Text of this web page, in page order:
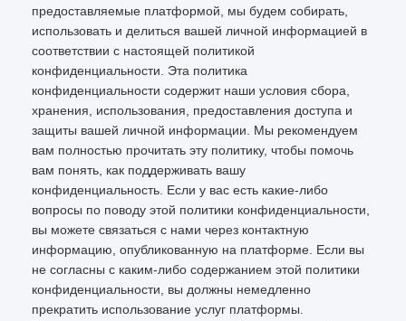
предоставляемые платформой, мы будем собирать,
использовать и делиться вашей личной информацией в
соответствии с настоящей политикой
конфиденциальности. Эта политика
конфиденциальности содержит наши условия сбора,
хранения, использования, предоставления доступа и
защиты вашей личной информации. Мы рекомендуем
вам полностью прочитать эту политику, чтобы помочь
вам понять, как поддерживать вашу
конфиденциальность. Если у вас есть какие-либо
вопросы по поводу этой политики конфиденциальности,
вы можете связаться с нами через контактную
информацию, опубликованную на платформе. Если вы
не согласны с каким-либо содержанием этой политики
конфиденциальности, вы должны немедленно
прекратить использование услуг платформы.